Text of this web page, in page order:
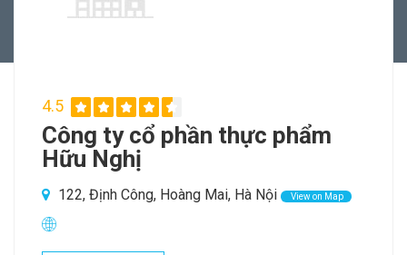
4.5
Công ty cổ phần thực phẩm
Hữu Nghị
122, Định Công, Hoàng Mai, Hà Nội View on Map